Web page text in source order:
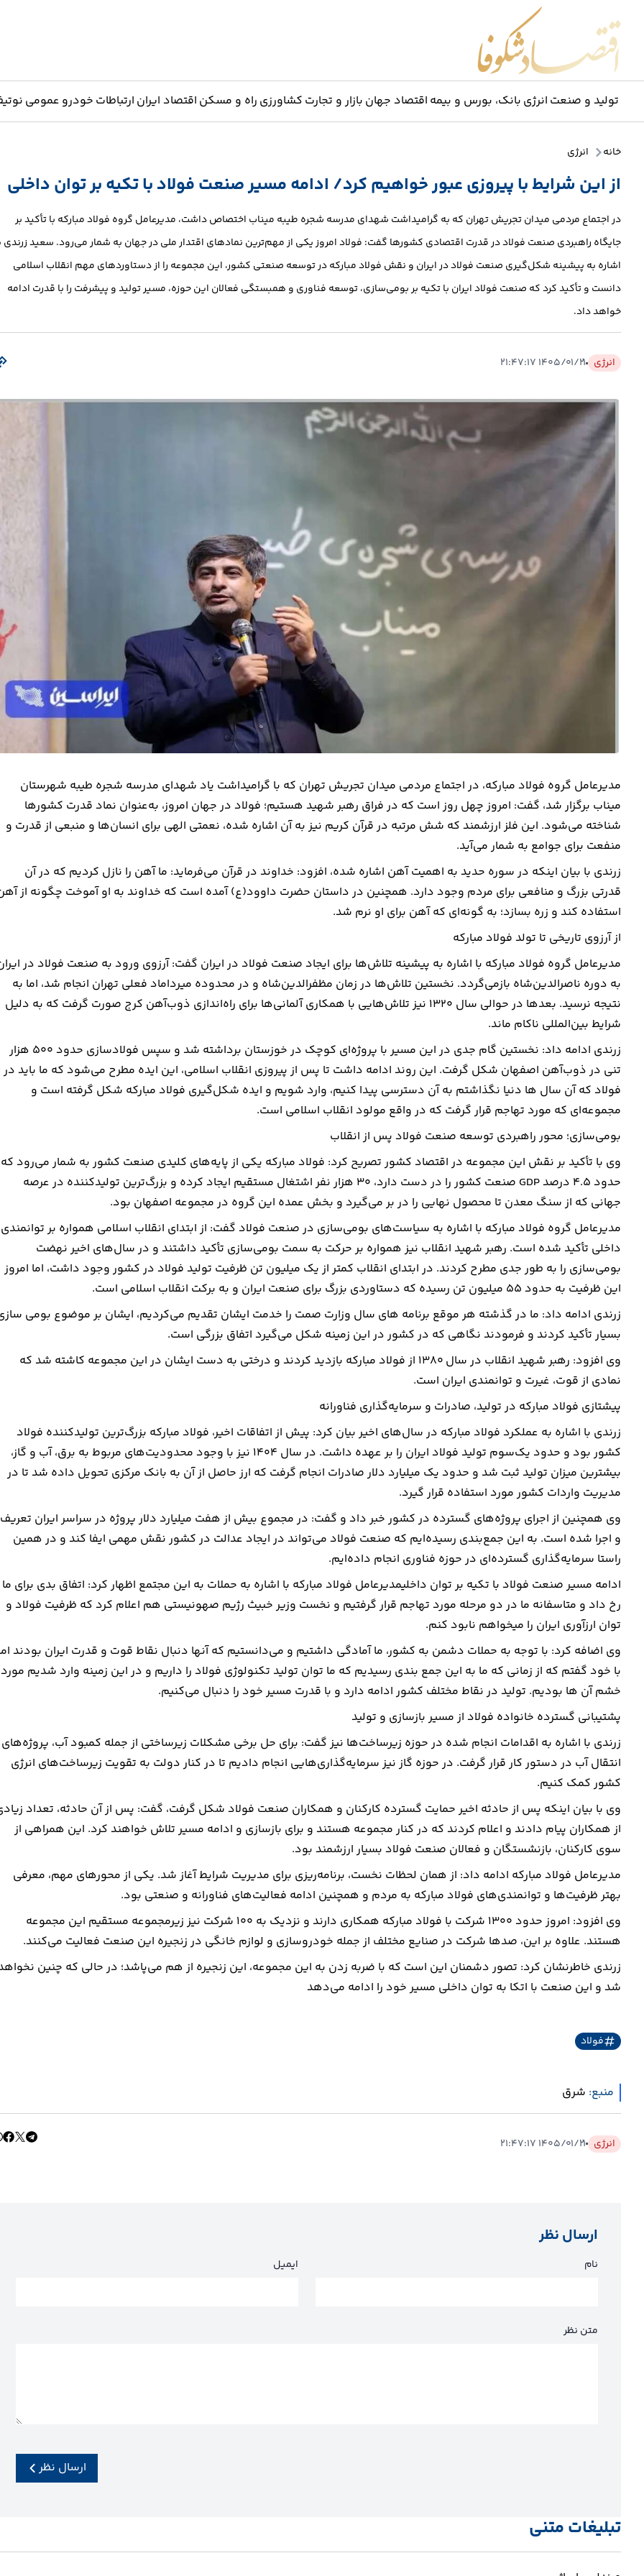
تولید و صنعت انرژی بانک، بورس و بیمه اقتصاد جهان بازار و تجارت کشاورزی راه و مسکن اقتصاد ایران ارتباطات خودرو عمومی
خانه انرژی
از این شرایط با پیروزی عبور خواهیم کرد/ ادامه مسیر صنعت فولاد با تکیه بر توان داخلی
در اجتماع مردمی میدان تجریش تهران که به گرامیداشت شهدای مدرسه شجره طیبه میناب اختصاص داشت، مدیرعامل گروه فولاد مبارکه با تأکید بر
جایگاه راهبردی صنعت فولاد در قدرت اقتصادی کشورها گفت: فولاد امروز یکی از مهم‌ترین نمادهای اقتدار ملی در جهان به شمار می‌رود. سعید زرندی
اشاره به پیشینه شکل‌گیری صنعت فولاد در ایران و نقش فولاد مبارکه در توسعه صنعتی کشور، این مجموعه را از دستاوردهای مهم انقلاب اسلامی
دانست و تأکید کرد که صنعت فولاد ایران با تکیه بر بومی‌سازی، توسعه فناوری و همبستگی فعالان این حوزه، مسیر تولید و پیشرفت را با قدرت ادامه
خواهد داد.
انرژی ۱۴۰۵/۰۱/۲۱ ۲۱:۴۷:۱۷
مدیرعامل گروه فولاد مبارکه، در اجتماع مردمی میدان تجریش تهران که با گرامیداشت یاد شهدای مدرسه شجره طیبه شهرستان
میناب برگزار شد، گفت: امروز چهل روز است که در فراق رهبر شهید هستیم؛ فولاد در جهان امروز، به‌عنوان نماد قدرت کشورها
شناخته می‌شود. این فلز ارزشمند که شش مرتبه در قرآن کریم نیز به آن اشاره شده، نعمتی الهی برای انسان‌ها و منبعی از قدرت و
منفعت برای جوامع به شمار می‌آید.
زرندی با بیان اینکه در سوره حدید به اهمیت آهن اشاره شده، افزود: خداوند در قرآن می‌فرماید: ما آهن را نازل کردیم که در آن
قدرتی بزرگ و منافعی برای مردم وجود دارد. همچنین در داستان حضرت داوود(ع) آمده است که خداوند به او آموخت چگونه از
استفاده کند و زره بسازد؛ به گونه‌ای که آهن برای او نرم شد.
از آرزوی تاریخی تا تولد فولاد مبارکه
مدیرعامل گروه فولاد مبارکه با اشاره به پیشینه تلاش‌ها برای ایجاد صنعت فولاد در ایران گفت: آرزوی ورود به صنعت فولاد در
به دوره ناصرالدین‌شاه بازمی‌گردد. نخستین تلاش‌ها در زمان مظفرالدین‌شاه و در محدوده میرداماد فعلی تهران انجام شد، اما به
نتیجه نرسید. بعدها در حوالی سال ۱۳۲۰ نیز تلاش‌هایی با همکاری آلمانی‌ها برای راه‌اندازی ذوب‌آهن کرج صورت گرفت که به دلیل
شرایط بین‌المللی ناکام ماند.
زرندی ادامه داد: نخستین گام جدی در این مسیر با پروژه‌ای کوچک در خوزستان برداشته شد و سپس فولادسازی حدود ۵۰۰ هزار
تنی در ذوب‌آهن اصفهان شکل گرفت. این روند ادامه داشت تا پس از پیروزی انقلاب اسلامی، این ایده مطرح می‌شود که ما باید در
فولاد که آن سال ها دنیا نگذاشتم به آن دسترسی پیدا کنیم، وارد شویم و ایده شکل‌گیری فولاد مبارکه شکل گرفته است و
مجموعه‌ای که مورد تهاجم قرار گرفت که در واقع مولود انقلاب اسلامی است.
بومی‌سازی؛ محور راهبردی توسعه صنعت فولاد پس از انقلاب
وی با تأکید بر نقش این مجموعه در اقتصاد کشور تصریح کرد: فولاد مبارکه یکی از پایه‌های کلیدی صنعت کشور به شمار می‌رود که
حدود 4.5 درصد GDP صنعت کشور را در دست دارد، 30 هزار نفر اشتغال مستقیم ایجاد کرده و بزرگ‌ترین تولیدکننده در عرصه
جهانی که از سنگ معدن تا محصول نهایی را در بر می‌گیرد و بخش عمده این گروه در مجموعه اصفهان بود.
مدیرعامل گروه فولاد مبارکه با اشاره به سیاست‌های بومی‌سازی در صنعت فولاد گفت: از ابتدای انقلاب اسلامی همواره بر توانمندی
داخلی تأکید شده است. رهبر شهید انقلاب نیز همواره بر حرکت به سمت بومی‌سازی تأکید داشتند و در سال‌های اخیر نهضت
بومی‌سازی را به طور جدی مطرح کردند. در ابتدای انقلاب کمتر از یک میلیون تن ظرفیت تولید فولاد در کشور وجود داشت، اما امروز
این ظرفیت به حدود ۵۵ میلیون تن رسیده که دستاوردی بزرگ برای صنعت ایران و به برکت انقلاب اسلامی است.
زرندی ادامه داد: ما در گذشته هر موقع برنامه های سال وزارت صمت را خدمت ایشان تقدیم می‌کردیم، ایشان بر موضوع بومی
بسیار تأکید کردند و فرمودند نگاهی که در کشور در این زمینه شکل می‌گیرد اتفاق بزرگی است.
وی افزود: رهبر شهید انقلاب در سال ۱۳۸۰ از فولاد مبارکه بازدید کردند و درختی به دست ایشان در این مجموعه کاشته شد که
نمادی از قوت، غیرت و توانمندی ایران است.
پیشتازی فولاد مبارکه در تولید، صادرات و سرمایه‌گذاری فناورانه
زرندی با اشاره به عملکرد فولاد مبارکه در سال‌های اخیر بیان کرد: پیش از اتفاقات اخیر، فولاد مبارکه بزرگ‌ترین تولیدکننده فولاد
کشور بود و حدود یک‌سوم تولید فولاد ایران را بر عهده داشت. در سال ۱۴۰۴ نیز با وجود محدودیت‌های مربوط به برق، آب و گاز،
بیشترین میزان تولید ثبت شد و حدود یک میلیارد دلار صادرات انجام گرفت که ارز حاصل از آن به بانک مرکزی تحویل داده شد تا در
مدیریت واردات کشور مورد استفاده قرار گیرد.
وی همچنین از اجرای پروژه‌های گسترده در کشور خبر داد و گفت: در مجموع بیش از هفت میلیارد دلار پروژه در سراسر ایران تعریف
و اجرا شده است. به این جمع‌بندی رسیده‌ایم که صنعت فولاد می‌تواند در ایجاد عدالت در کشور نقش مهمی ایفا کند و در همین
راستا سرمایه‌گذاری گسترده‌ای در حوزه فناوری انجام داده‌ایم.
ادامه مسیر صنعت فولاد با تکیه بر توان داخلیمدیرعامل فولاد مبارکه با اشاره به حملات به این مجتمع اظهار کرد: اتفاق بدی برای ما
رخ داد و متاسفانه ما در دو مرحله مورد تهاجم قرار گرفتیم و نخست وزیر خبیث رژیم صهونیستی هم اعلام کرد که ظرفیت فولاد و
توان ارزآوری ایران را میخواهم نابود کنم.
وی اضافه کرد: با توجه به حملات دشمن به کشور، ما آمادگی داشتیم و می‌دانستیم که آنها دنبال نقاط قوت و قدرت ایران بودند
با خود گفتم که از زمانی که ما به این جمع بندی رسیدیم که ما توان تولید تکنولوژی فولاد را داریم و در این زمینه وارد شدیم مورد
خشم آن ها بودیم. تولید در نقاط مختلف کشور ادامه دارد و با قدرت مسیر خود را دنبال می‌کنیم.
پشتیبانی گسترده خانواده فولاد از مسیر بازسازی و تولید
زرندی با اشاره به اقدامات انجام شده در حوزه زیرساخت‌ها نیز گفت: برای حل برخی مشکلات زیرساختی از جمله کمبود آب، پروژه‌های
انتقال آب در دستور کار قرار گرفت. در حوزه گاز نیز سرمایه‌گذاری‌هایی انجام دادیم تا در کنار دولت به تقویت زیرساخت‌های انرژی
کشور کمک کنیم.
وی با بیان اینکه پس از حادثه اخیر حمایت گسترده کارکنان و همکاران صنعت فولاد شکل گرفت، گفت: پس از آن حادثه، تعداد
از همکاران پیام دادند و اعلام کردند که در کنار مجموعه هستند و برای بازسازی و ادامه مسیر تلاش خواهند کرد. این همراهی از
سوی کارکنان، بازنشستگان و فعالان صنعت فولاد بسیار ارزشمند بود.
مدیرعامل فولاد مبارکه ادامه داد: از همان لحظات نخست، برنامه‌ریزی برای مدیریت شرایط آغاز شد. یکی از محورهای مهم، معرفی
بهتر ظرفیت‌ها و توانمندی‌های فولاد مبارکه به مردم و همچنین ادامه فعالیت‌های فناورانه و صنعتی بود.
وی افزود: امروز حدود ۱۳۰۰ شرکت با فولاد مبارکه همکاری دارند و نزدیک به ۱۰۰ شرکت نیز زیرمجموعه مستقیم این مجموعه
هستند. علاوه بر این، صدها شرکت در صنایع مختلف از جمله خودروسازی و لوازم خانگی در زنجیره این صنعت فعالیت می‌کنند.
زرندی خاطرنشان کرد: تصور دشمنان این است که با ضربه زدن به این مجموعه، این زنجیره از هم می‌پاشد؛ در حالی که چنین
شد و این صنعت با اتکا به توان داخلی مسیر خود را ادامه می‌دهد
فولاد
منبع: شرق
انرژی ۱۴۰۵/۰۱/۲۱ ۲۱:۴۷:۱۷
ارسال نظر
نام ایمیل
متن نظر
ارسال نظر
تبلیغات متنی